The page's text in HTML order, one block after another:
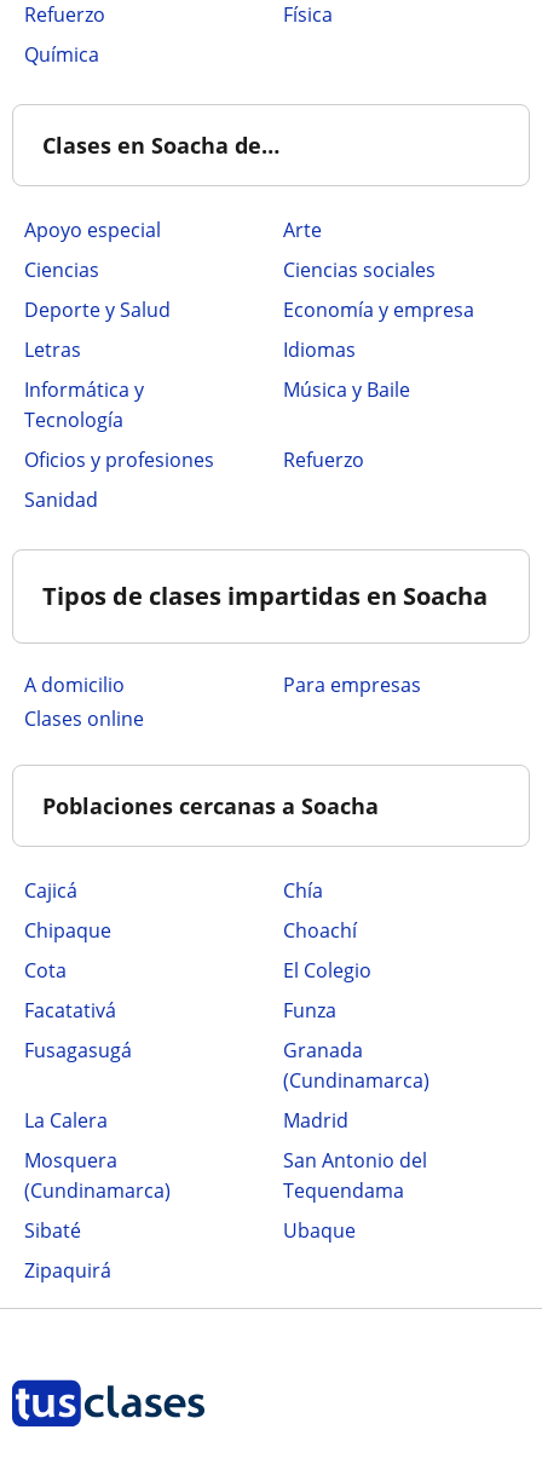
Refuerzo
Física
Química
Clases en Soacha de…
Apoyo especial
Arte
Ciencias
Ciencias sociales
Deporte y Salud
Economía y empresa
Letras
Idiomas
Informática y
Tecnología
Música y Baile
Oficios y profesiones
Refuerzo
Sanidad
Tipos de clases impartidas en Soacha
a domicilio
para empresas
clases online
Poblaciones cercanas a Soacha
Cajicá
Chía
Chipaque
Choachí
Cota
El Colegio
Facatativá
Funza
Fusagasugá
Granada
(Cundinamarca)
La Calera
Madrid
Mosquera
(Cundinamarca)
San Antonio del
Tequendama
Sibaté
Ubaque
Zipaquirá